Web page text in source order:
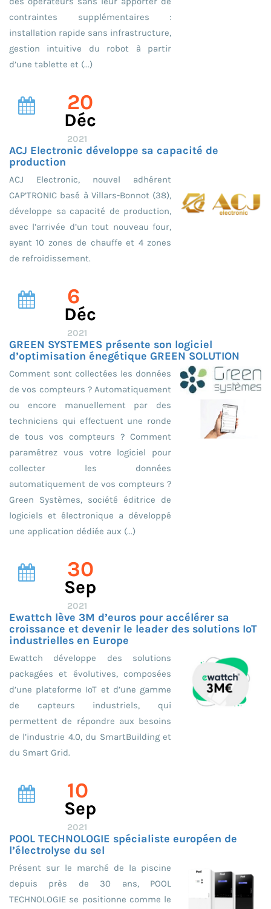
contraintes supplémentaires :
installation rapide sans infrastructure,
gestion intuitive du robot à partir
d’une tablette et (...)
20
Déc
2021
ACJ Electronic développe sa capacité de
production
ACJ Electronic, nouvel adhérent
CAP’TRONIC basé à Villars-Bonnot (38),
développe sa capacité de production,
avec l’arrivée d’un tout nouveau four,
ayant 10 zones de chauffe et 4 zones
de refroidissement.
6
Déc
2021
GREEN SYSTEMES présente son logiciel
d’optimisation énegétique GREEN SOLUTION
Comment sont collectées les données
de vos compteurs ? Automatiquement
ou encore manuellement par des
techniciens qui effectuent une ronde
de tous vos compteurs ? Comment
paramétrez vous votre logiciel pour
collecter les données
automatiquement de vos compteurs ?
Green Systèmes, société éditrice de
logiciels et électronique a développé
une application dédiée aux (...)
30
Sep
2021
Ewattch lève 3M d’euros pour accélérer sa
croissance et devenir le leader des solutions IoT
industrielles en Europe
Ewattch développe des solutions
packagées et évolutives, composées
d’une plateforme IoT et d’une gamme
de capteurs industriels, qui
permettent de répondre aux besoins
de l’industrie 4.0, du SmartBuilding et
du Smart Grid.
10
Sep
2021
POOL TECHNOLOGIE spécialiste européen de
l’électrolyse du sel
Présent sur le marché de la piscine
depuis près de 30 ans, POOL
TECHNOLOGIE se positionne comme le